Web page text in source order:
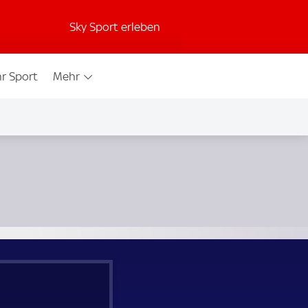
Sky Sport erleben
Sport Mehr